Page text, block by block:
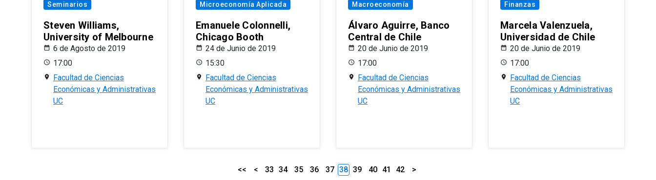
Seminarios
Steven Williams,
University of Melbourne
6 de Agosto de 2019
17:00
Facultad de Ciencias
Económicas y Administrativas
UC
Microeconomía Aplicada
Emanuele Colonnelli,
Chicago Booth
24 de Junio de 2019
15:30
Facultad de Ciencias
Económicas y Administrativas
UC
Macroeconomía
Álvaro Aguirre, Banco
Central de Chile
20 de Junio de 2019
17:00
Facultad de Ciencias
Económicas y Administrativas
UC
Finanzas
Marcela Valenzuela,
Universidad de Chile
20 de Junio de 2019
17:00
Facultad de Ciencias
Económicas y Administrativas
UC
<< < 33 34 35 36 37 38 39 40 41 42 >